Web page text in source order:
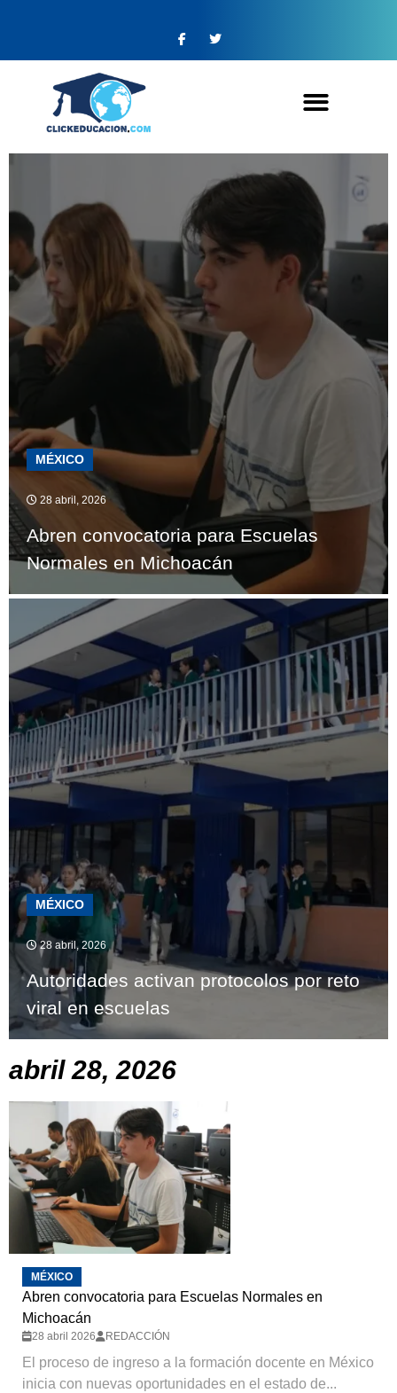
MÉXICO
28 abril, 2026
Abren convocatoria para Escuelas
Normales en Michoacán
MÉXICO
28 abril, 2026
Autoridades activan protocolos por reto
viral en escuelas
abril 28, 2026
MÉXICO
Abren convocatoria para Escuelas Normales en
Michoacán
28 abril 2026 REDACCIÓN
El proceso de ingreso a la formación docente en México
inicia con nuevas oportunidades en el estado de...